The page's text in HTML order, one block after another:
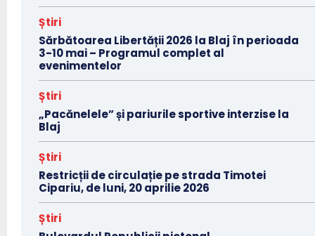
Știri
Sărbătoarea Libertății 2026 la Blaj în perioada
3-10 mai – Programul complet al
evenimentelor
Știri
„Pacănelele” și pariurile sportive interzise la
Blaj
Știri
Restricții de circulație pe strada Timotei
Cipariu, de luni, 20 aprilie 2026
Știri